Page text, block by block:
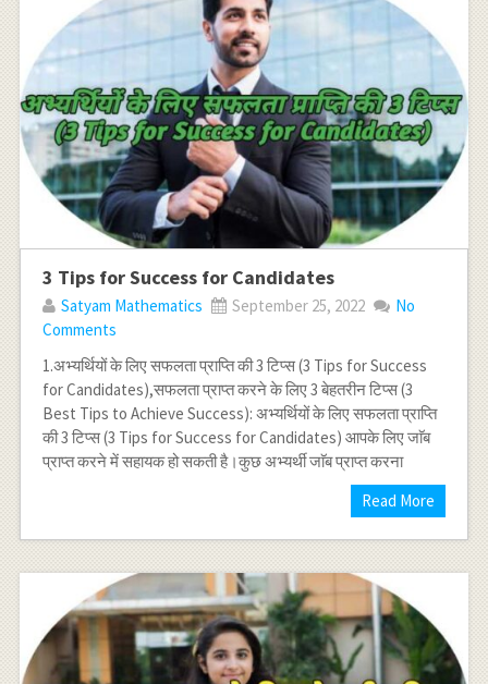
3 Tips for Success for Candidates
Satyam Mathematics September 25, 2022
No
Comments
1.अभ्यर्थियों के लिए सफलता प्राप्ति की 3 टिप्स (3 Tips for Success
for Candidates),सफलता प्राप्त करने के लिए 3 बेहतरीन टिप्स (3
Best Tips to Achieve Success): अभ्यर्थियों के लिए सफलता प्राप्ति
की 3 टिप्स (3 Tips for Success for Candidates) आपके लिए जाॅब
प्राप्त करने में सहायक हो सकती है।कुछ अभ्यर्थी जाॅब प्राप्त करना
Read More